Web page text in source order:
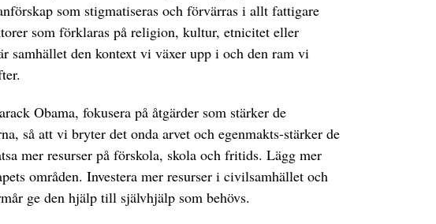
som stigmatiseras och förvärras i allt fattigare
som förklaras på religion, kultur, etnicitet eller
samhället den kontext vi växer upp i och den ram vi
Obama, fokusera på åtgärder som stärker de
så att vi bryter det onda arvet och egenmakts-stärker de
mer resurser på förskola, skola och fritids. Lägg mer
områden. Investera mer resurser i civilsamhället och
ge den hjälp till självhjälp som behövs.